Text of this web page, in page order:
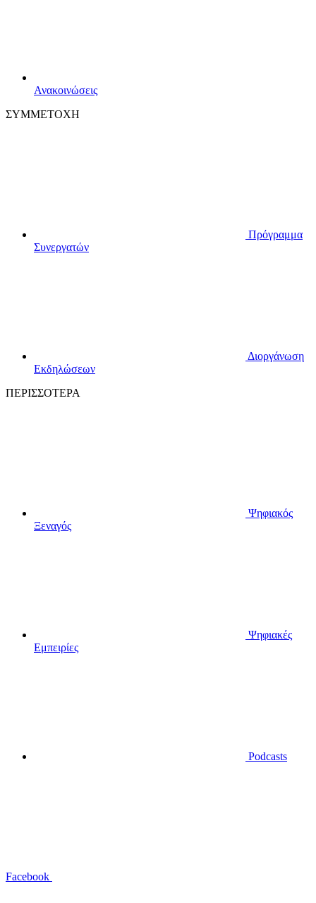
Ανακοινώσεις
ΣΥΜΜΕΤΟΧΗ
Πρόγραμμα
Συνεργατών
Διοργάνωση
Εκδηλώσεων
ΠΕΡΙΣΣΟΤΕΡΑ
Ψηφιακός
Ξεναγός
Ψηφιακές
Εμπειρίες
Podcasts
Facebook